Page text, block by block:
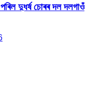
দুধৰ্ষ চোৰৰ দল দলগাওঁ